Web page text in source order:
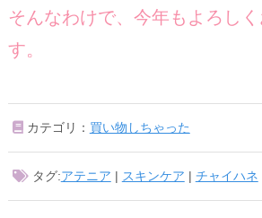
そんなわけで、今年もよろし
す。
カテゴリ： 買い物しちゃった
タグ:アテニア | スキンケア | チャイハネ